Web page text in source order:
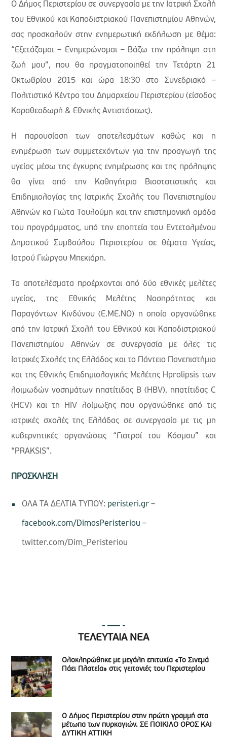
Ο Δήμος Περιστερίου σε συνεργασία με την Ιατρική Σχολή
του Εθνικού και Καποδιστριακού Πανεπιστημίου Αθηνών,
σας προσκαλούν στην ενημερωτική εκδήλωση με θέμα:
“Εξετάζομαι – Ενημερώνομαι – Βάζω την πρόληψη στη
ζωή μου”, που θα πραγματοποιηθεί την Τετάρτη 21
Οκτωβρίου 2015 και ώρα 18:30 στο Συνεδριακό –
Πολιτιστικό Κέντρο του Δημαρχείου Περιστερίου (είσοδος
Καραθεοδωρή & Εθνικής Αντιστάσεως).
Η παρουσίαση των αποτελεσμάτων καθώς και η
ενημέρωση των συμμετεχόντων για την προαγωγή της
υγείας μέσω της έγκυρης ενημέρωσης και της πρόληψης
θα γίνει από την Καθηγήτρια Βιοστατιστικής και
Επιδημιολογίας της Ιατρικής Σχολής του Πανεπιστημίου
Αθηνών κα Γιώτα Τουλούμη και την επιστημονική ομάδα
του προγράμματος, υπό την εποπτεία του Εντεταλμένου
Δημοτικού Συμβούλου Περιστερίου σε θέματα Υγείας,
Ιατρού Γιώργου Μπεκιάρη.
Τα αποτελέσματα προέρχονται από δύο εθνικές μελέτες
υγείας, της Εθνικής Μελέτης Νοσηρότητας και
Παραγόντων Κινδύνου (Ε.ΜΕ.ΝΟ) η οποία οργανώθηκε
από την Ιατρική Σχολή του Εθνικού και Καποδιστριακού
Πανεπιστημίου Αθηνών σε συνεργασία με όλες τις
Ιατρικές Σχολές της Ελλάδος και το Πάντειο Πανεπιστήμιο
και της Εθνικής Επιδημιολογικής Μελέτης Hprolipsis των
λοιμωδών νοσημάτων ηπατίτιδας Β (HBV), ηπατίτιδας C
(HCV) και τη HIV λοίμωξης που οργανώθηκε από τις
ιατρικές σχολές της Ελλάδας σε συνεργασία με τις μη
κυβερνητικές οργανώσεις “Γιατροί του Κόσμου” και
“PRAKSIS”.
ΠΡΟΣΚΛΗΣΗ
ΟΛΑ ΤΑ ΔΕΛΤΙΑ ΤΥΠΟΥ: peristeri.gr –
facebook.com/DimosPeristeriou –
twitter.com/Dim_Peristeriou
ΤΕΛΕΥΤΑΙΑ ΝΕΑ
Ολοκληρώθηκε με μεγάλη επιτυχία «Το Σινεμά
Πάει Πλατεία» στις γειτονιές του Περιστερίου
Ο Δήμος Περιστερίου στην πρώτη γραμμή στα
μέτωπα των πυρκαγιών. ΣΕ ΠΟΙΚΙΛΟ ΟΡΟΣ ΚΑΙ
ΔΥΤΙΚΗ ΑΤΤΙΚΗ